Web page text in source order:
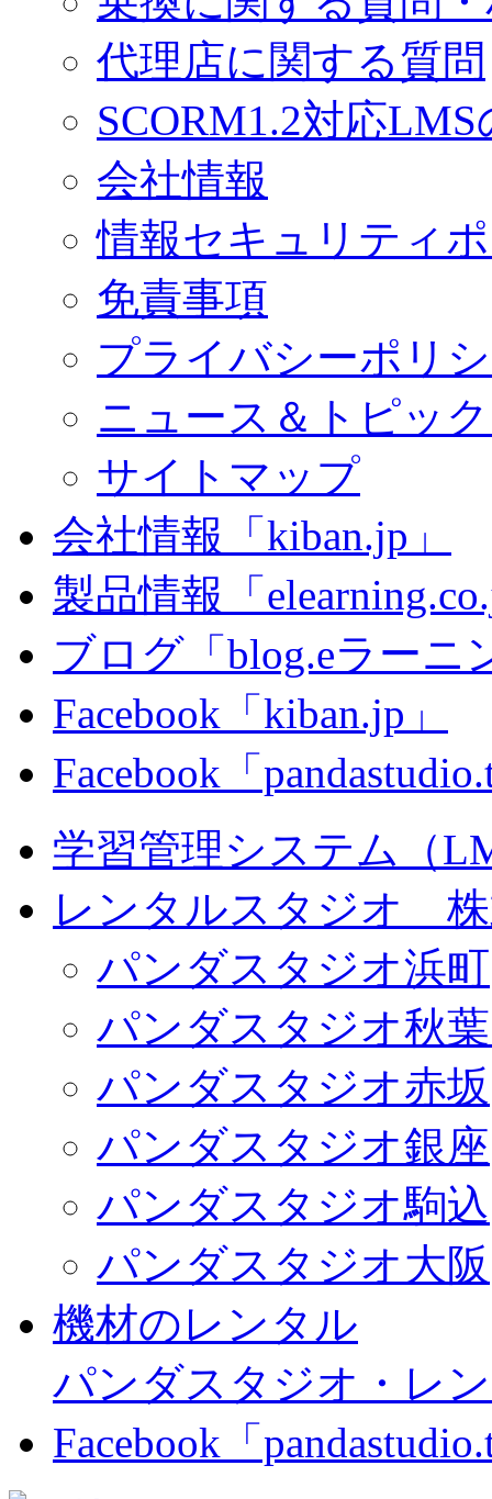
代理店に関する質問
SCORM1.2対応
会社情報
情報セキュリティ
免責事項
プライバシーポリ
ニュース＆トピッ
サイトマップ
会社情報「kiban.jp」
製品情報「
ブログ「blog.eラーニ
Facebook「kiban.jp」
Facebook「
学習管理システム（
レンタルスタジオ 株
パンダスタジオ浜町
パンダスタジオ秋
パンダスタジオ赤坂
パンダスタジオ銀座
パンダスタジオ駒込
パンダスタジオ大阪
機材のレンタル
パンダスタジオ・レ
Facebook「